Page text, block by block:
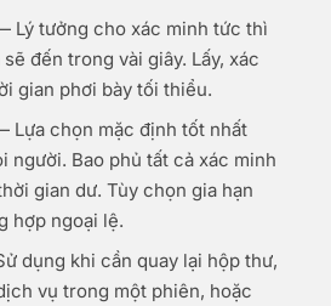
Lý tưởng cho xác minh tức thì
đến trong vài giây. Lấy, xác
gian phơi bày tối thiểu.
Lựa chọn mặc định tốt nhất
người. Bao phủ tất cả xác minh
gian dư. Tùy chọn gia hạn
hợp ngoại lệ.
dụng khi cần quay lại hộp thư,
vụ trong một phiên, hoặc